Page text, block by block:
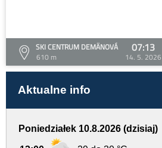
SKI CENTRUM DEMÄNOVÁ
610 m
07:13
14. 5. 2026
Aktualne info
Poniedziałek 10.8.2026 (dzisiaj)